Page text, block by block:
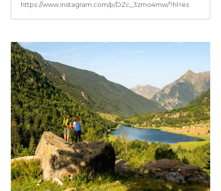
https://www.instagram.com/p/DZc_3zmo4mw/?hl=es